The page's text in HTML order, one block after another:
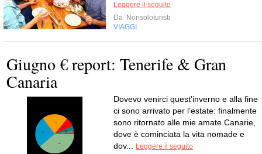
Leggere il seguito
Da Nonsoloturisti
VIAGGI
Giugno € report: Tenerife & Gran
Canaria
Dovevo venirci quest’inverno e alla fine
ci sono arrivato per l’estate: finalmente
sono ritornato alle mie amate Canarie,
dove è cominciata la vita nomade e
dov...
Leggere il seguito